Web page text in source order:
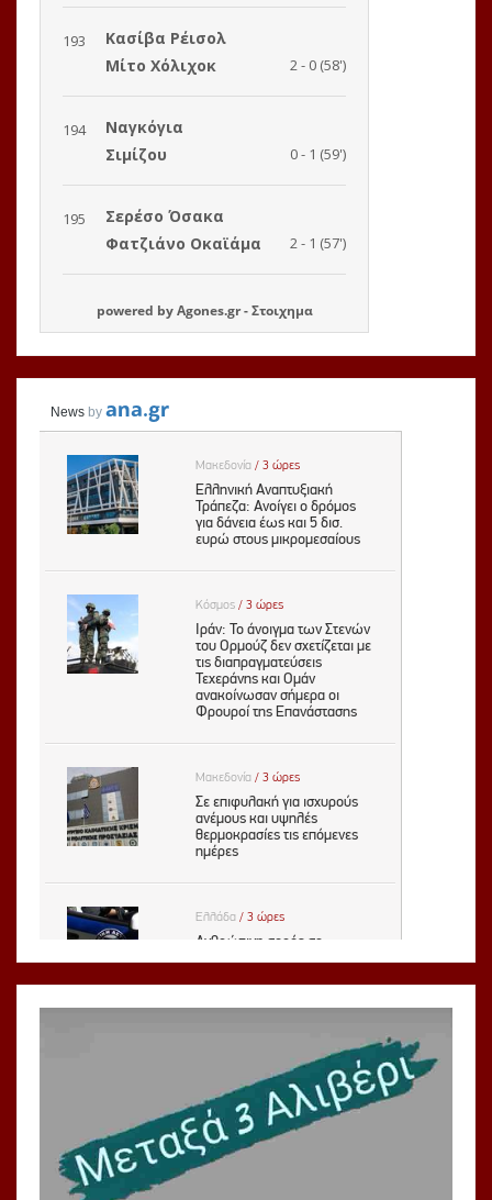
powered byAgones.gr-Στοιχημα